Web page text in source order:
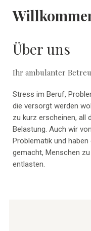
Über uns
Ihr ambulanter
Stress im Beruf,
die versorgt werden
zu kurz erscheinen, all
Belastung. Auch wir
Problematik und
gemacht, Menschen
entlasten.